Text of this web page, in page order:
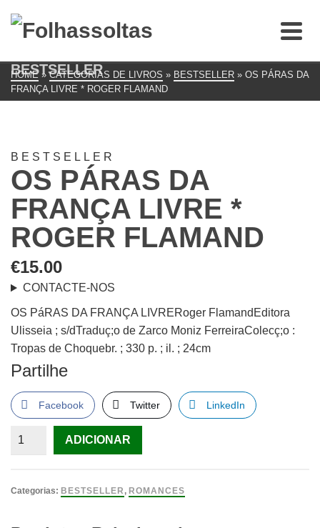
BESTSELLER
HOME » CATEGORIAS DE LIVROS » BESTSELLER » OS PÁRAS DA
FRANÇA LIVRE * ROGER FLAMAND
BESTSELLER
OS PÁRAS DA
FRANÇA LIVRE *
ROGER FLAMAND
€15.00
CONTACTE-NOS
OS PáRAS DA FRANÇA LIVRERoger FlamandEditora
Ulisseia ; s/dTraduç;o de Zarco Moniz FerreiraColecç;o :
Tropas de Choquebr. ; 330 p. ; il. ; 24cm
Partilhe
Facebook Twitter LinkedIn
Quantidade
PÁRAS
ADICIONAR
Categorias: BESTSELLER , ROMANCES